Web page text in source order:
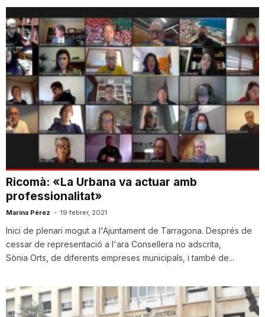
t
d
e
T
r
r
g
Ricomà: «La Urbana va actuar amb
professionalitat»
Marina Pérez - 19 febrer, 2021
Inici de plenari mogut a l'Ajuntament de Tarragona. Després de
cessar de representació a l'ara Consellera no adscrita,
Sònia Orts, de diferents empreses municipals, i també de...